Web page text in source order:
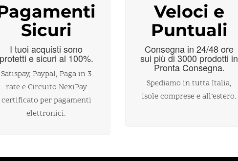
Sicuri
I tuoi acquisti sono
protetti e sicuri al 100%.
Satispay, Paypal, Paga in 3
rate e Circuito NexiPay
certificato per pagamenti
elettronici.
Veloci e
Puntuali
Consegna in 24/48 ore
sui più di 3000 prodotti in
Pronta Consegna.
Spediamo in tutta Italia,
Isole comprese e all’estero.